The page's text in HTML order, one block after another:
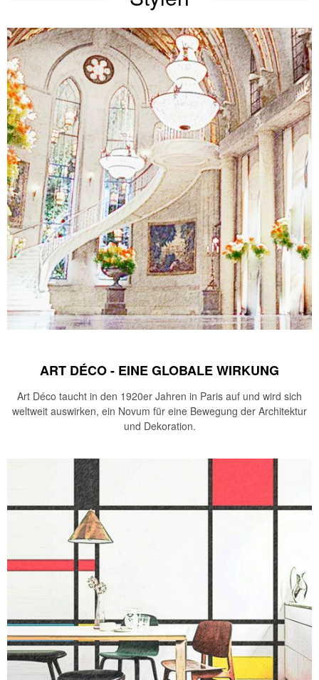
ART DÉCO - EINE GLOBALE WIRKUNG
Art Déco taucht in den 1920er Jahren in Paris auf und wird sich
weltweit auswirken, ein Novum für eine Bewegung der Architektur
und Dekoration.